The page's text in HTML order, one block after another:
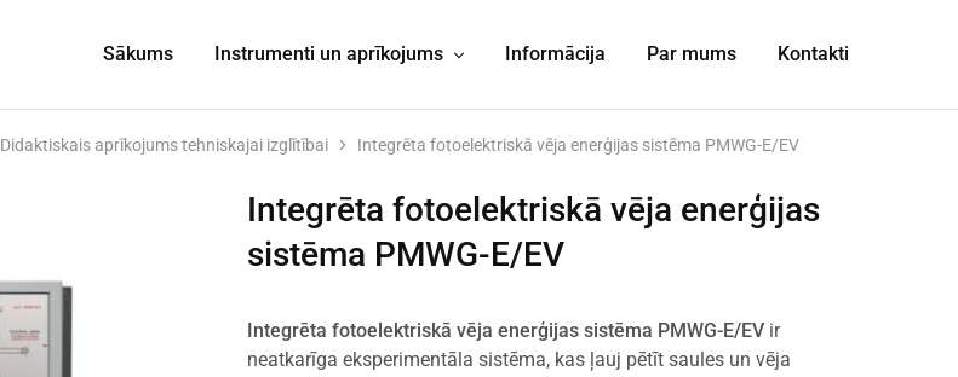
Sākums Instrumenti un aprīkojums Informācija Par mums Kontakti
Didaktiskais aprīkojums tehniskajai izglītībai Integrēta fotoelektriskā vēja enerģijas sistēma PMWG-E/EV
Integrēta fotoelektriskā vēja enerģijas
sistēma PMWG-E/EV
Integrēta fotoelektriskā vēja enerģijas sistēma PMWG-E/EVir
neatkarīga eksperimentāla sistēma, kas ļauj pētīt saules un vēja